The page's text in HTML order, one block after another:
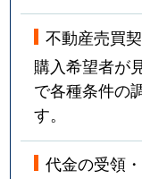
不動産売買
購入希望者が
で各種条件の
す。
代金の受領